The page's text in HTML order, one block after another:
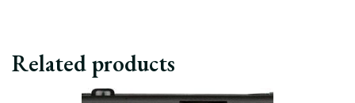
Related products